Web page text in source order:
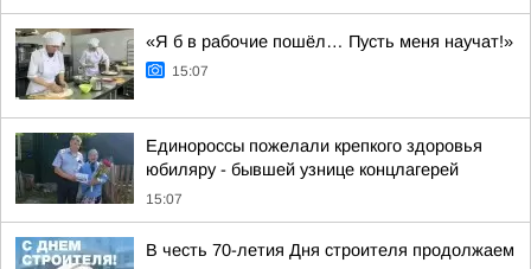
«Я б в рабочие пошёл… Пусть меня научат!»
15:07
Единороссы пожелали крепкого здоровья
юбиляру - бывшей узнице концлагерей
15:07
В честь 70-летия Дня строителя продолжаем